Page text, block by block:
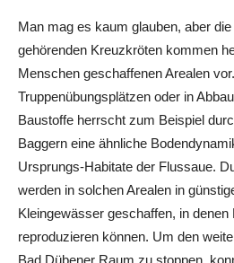
Man mag es kaum glauben, aber
gehörenden Kreuzkröten kommen
Menschen geschaffenen Arealen
Truppenübungsplätzen oder in
Baustoffe herrscht zum Beispiel
Baggern eine ähnliche
Ursprungs-Habitate der Flussaue.
werden in solchen Arealen in
Kleingewässer geschaffen, in denen
reproduzieren können. Um den
Bad Dübener Raum zu stoppen,